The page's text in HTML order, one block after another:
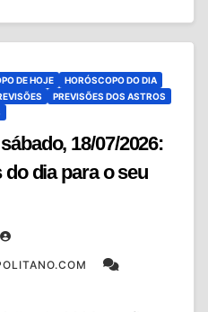
DE HOJE
HORÓSCOPO DO DIA
PREVISÕES DOS ASTROS
18/07/2026:
dia para o seu